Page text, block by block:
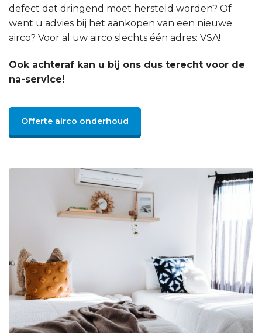
defect dat dringend moet hersteld worden? Of
went u advies bij het aankopen van een nieuwe
airco? Voor al uw airco slechts één adres: VSA!
Ook achteraf kan u bij ons dus terecht voor de
na-service!
Offerte airco onderhoud